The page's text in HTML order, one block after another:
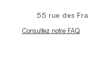
55 rue des
Nouvelle fenêtre
Consultez notre FAQ